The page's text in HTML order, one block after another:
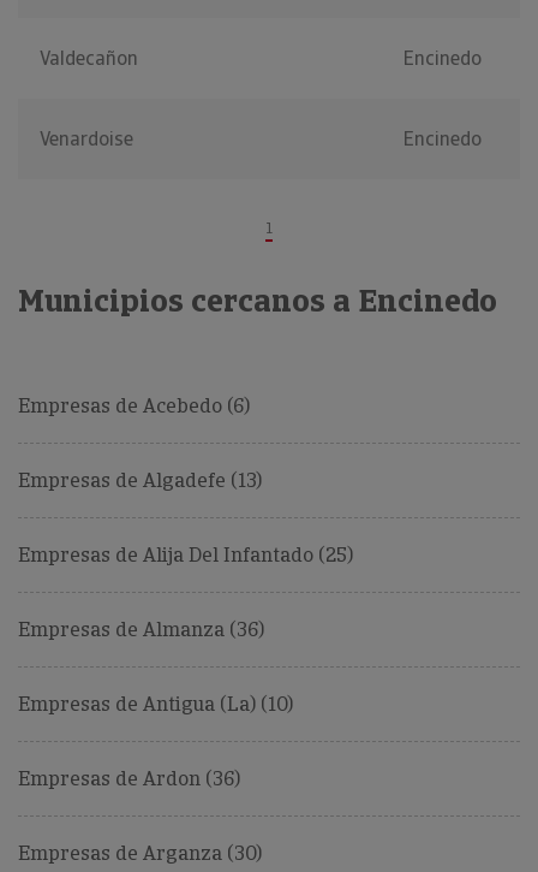
Valdecañon Encinedo
Venardoise Encinedo
1
Municipios cercanos a Encinedo
Empresas de Acebedo (6)
Empresas de Algadefe (13)
Empresas de Alija Del Infantado (25)
Empresas de Almanza (36)
Empresas de Antigua (La) (10)
Empresas de Ardon (36)
Empresas de Arganza (30)